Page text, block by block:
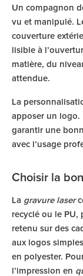
Un compagnon
vu et manipulé.
couverture
lisible à
matière, du
attendue.
La
apposer un logo.
garantir une
avec l’usage
Choisir la
La gravure laser
recyclé ou le
retenu sur des
aux logos
en polyester.
l’impression en